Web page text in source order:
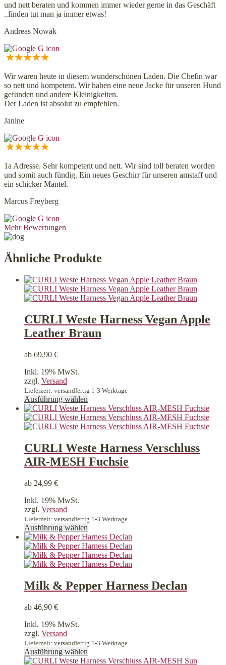
und nett beraten und kommen immer wieder gerne in das Geschäft
..finden tut man ja immer etwas!
Andreas Nowak
Wir waren heute in diesem wunderschönen Laden. Die Chefin war
so nett und kompetent. Wir haben eine neue Jacke für unseren Hund
gefunden und andere Kleinigkeiten.
Der Laden ist absolut zu empfehlen.
Janine
1a Adresse. Sehr kompetent und nett. Wir sind toll beraten worden
und somit auch fündig. Ein neues Geschirr für unseren amstaff und
ein schicker Mantel.
Marcus Freyberg
Mehr Bewertungen
Ähnliche Produkte
CURLI Weste Harness Vegan Apple
Leather Braun
ab 69,90 €
Inkl. 19% MwSt.
zzgl. Versand
Lieferzeit: versandfertig 1-3 Werktage
Ausführung wählen
Produkt
weist
mehrere
auf.
Die
Optionen
werden
CURLI Weste Harness Verschluss
AIR-MESH Fuchsie
ab 24,99 €
Inkl. 19% MwSt.
zzgl. Versand
Lieferzeit: versandfertig 1-3 Werktage
Ausführung wählen
Produkt
weist
mehrere
Varianten
Optionen
werden
Milk & Pepper Harness Declan
ab 46,90 €
Inkl. 19% MwSt.
zzgl. Versand
Lieferzeit: versandfertig 1-3 Werktage
Ausführung wählen
Produkt